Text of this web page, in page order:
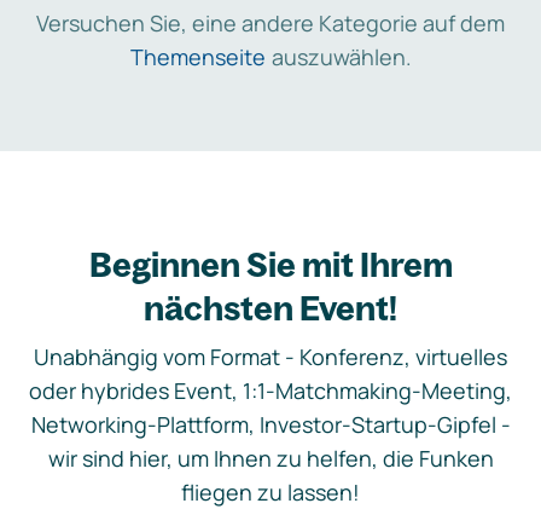
Versuchen Sie, eine andere Kategorie auf dem
Themenseite auszuwählen.
Beginnen Sie mit Ihrem
nächsten Event!
Unabhängig vom Format - Konferenz, virtuelles
oder hybrides Event, 1:1-Matchmaking-Meeting,
Networking-Plattform, Investor-Startup-Gipfel -
wir sind hier, um Ihnen zu helfen, die Funken
fliegen zu lassen!